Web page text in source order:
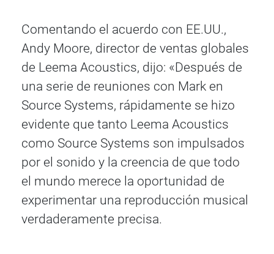
Comentando el acuerdo con EE.UU.,
Andy Moore, director de ventas globales
de Leema Acoustics, dijo: «Después de
una serie de reuniones con Mark en
Source Systems, rápidamente se hizo
evidente que tanto Leema Acoustics
como Source Systems son impulsados
por el sonido y la creencia de que todo
el mundo merece la oportunidad de
experimentar una reproducción musical
verdaderamente precisa.